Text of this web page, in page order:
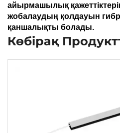
айырмашылық
жобалаудың қолдауын
қаншалықты болады.
Көбірақ